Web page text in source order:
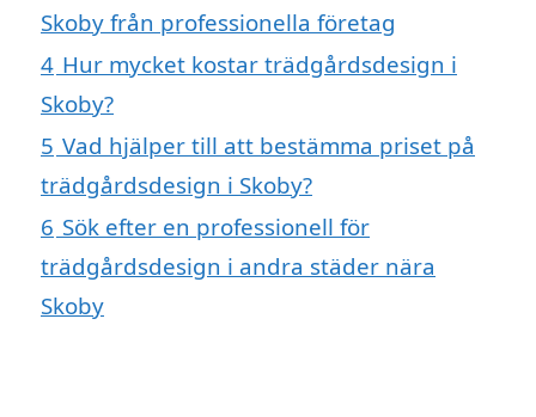
Skoby från professionella företag
4 Hur mycket kostar trädgårdsdesign i
Skoby?
5 Vad hjälper till att bestämma priset på
trädgårdsdesign i Skoby?
6 Sök efter en professionell för
trädgårdsdesign i andra städer nära
Skoby